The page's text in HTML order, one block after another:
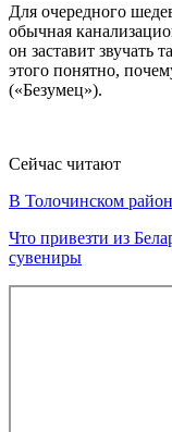
Для очередного
обычная
он заставит звучать
этого понятно,
(«Безумец»).
Сейчас читают
В Толочинском
Что привезти из
сувениры